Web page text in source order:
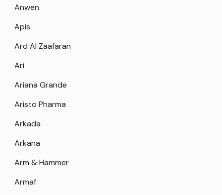
Anwen
Apis
Ard Al Zaafaran
Ari
Ariana Grande
Aristo Pharma
Arkada
Arkana
Arm & Hammer
Armaf